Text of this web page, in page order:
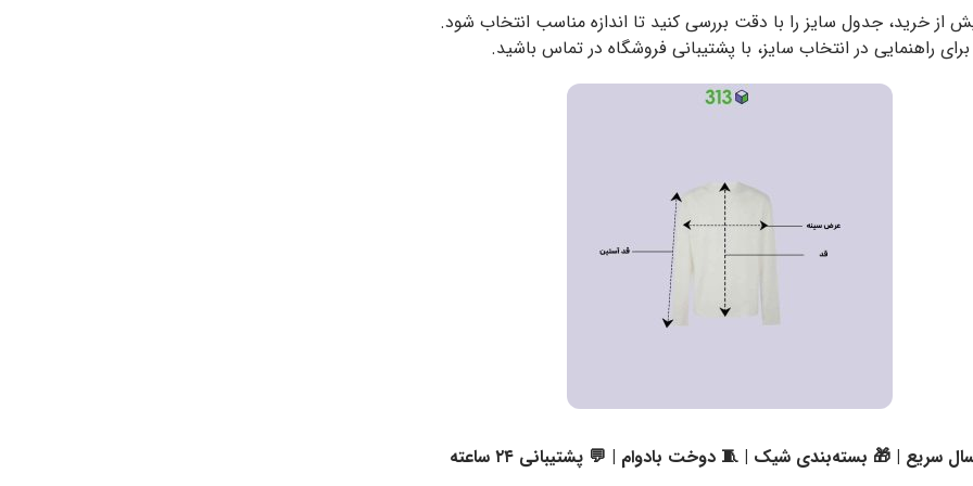
از خرید، جدول سایز را با دقت بررسی کنید تا اندازه مناسب انتخاب شود.
برای راهنمایی در انتخاب سایز، با پشتیبانی فروشگاه در تماس باشید.
سریع | 🎁 بسته‌بندی شیک | 🧵 دوخت بادوام | 💬 پشتیبانی ۲۴ ساعته